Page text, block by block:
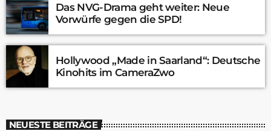
Das NVG-Drama geht weiter: Neue
Vorwürfe gegen die SPD!
Hollywood „Made in Saarland“: Deutsche
Kinohits im CameraZwo
NEUESTE BEITRÄGE